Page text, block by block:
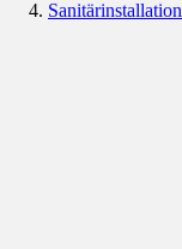
Sanitärinstallation